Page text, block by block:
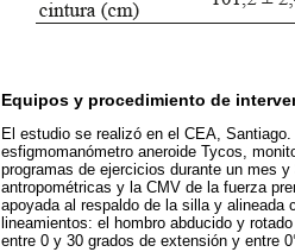
Equipos y procedimiento de
El estudio se realizó en el CEA,
esfigmomanómetro aneroide Tycos,
programas de ejercicios durante un mes
antropométricas y la CMV de la fuerza
apoyada al respaldo de la silla y alineada
lineamientos: el hombro abducido y
entre 0 y 30 grados de extensión y entre